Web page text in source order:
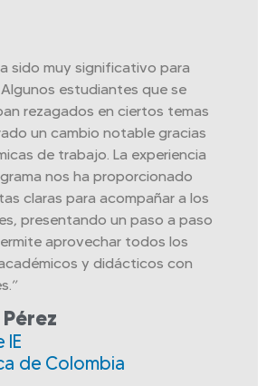
sido muy significativo para
estudiantes que se
rezagados en ciertos temas
un cambio notable gracias
de trabajo. La experiencia
nos ha proporcionado
claras para acompañar a los
presentando un paso a paso
aprovechar todos los
y didácticos con
IE
de Colombia